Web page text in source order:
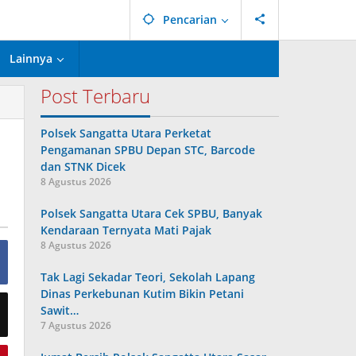
Pencarian
Lainnya
Post Terbaru
Polsek Sangatta Utara Perketat
Pengamanan SPBU Depan STC, Barcode
dan STNK Dicek
8 Agustus 2026
Polsek Sangatta Utara Cek SPBU, Banyak
Kendaraan Ternyata Mati Pajak
8 Agustus 2026
Tak Lagi Sekadar Teori, Sekolah Lapang
Dinas Perkebunan Kutim Bikin Petani
Sawit…
7 Agustus 2026